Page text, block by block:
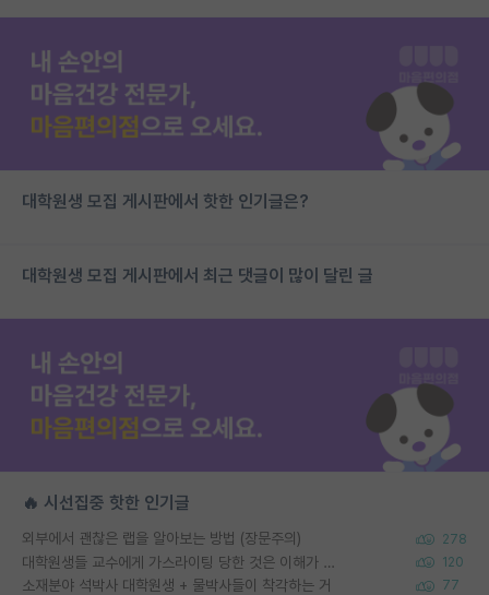
대학원생 모집 게시판에서 핫한 인기글은?
대학원생 모집 게시판에서 최근 댓글이 많이 달린 글
🔥 시선집중 핫한 인기글
외부에서 괜찮은 랩을 알아보는 방법 (장문주의) 278
대학원생들 교수에게 가스라이팅 당한 것은 이해가 갑니다. 안타깝네요. 120
소재분야 석박사 대학원생 + 물박사들이 착각하는 거 77